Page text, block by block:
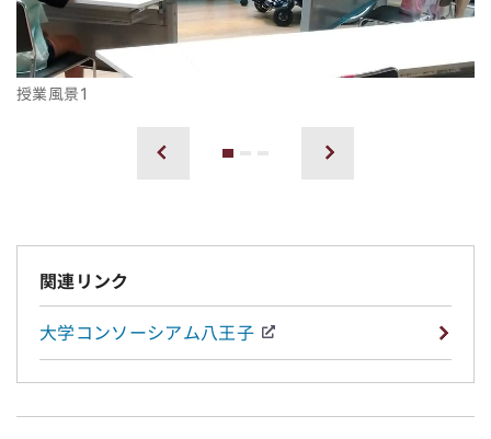
授業風景1
関連リンク
大学コンソーシアム八王子